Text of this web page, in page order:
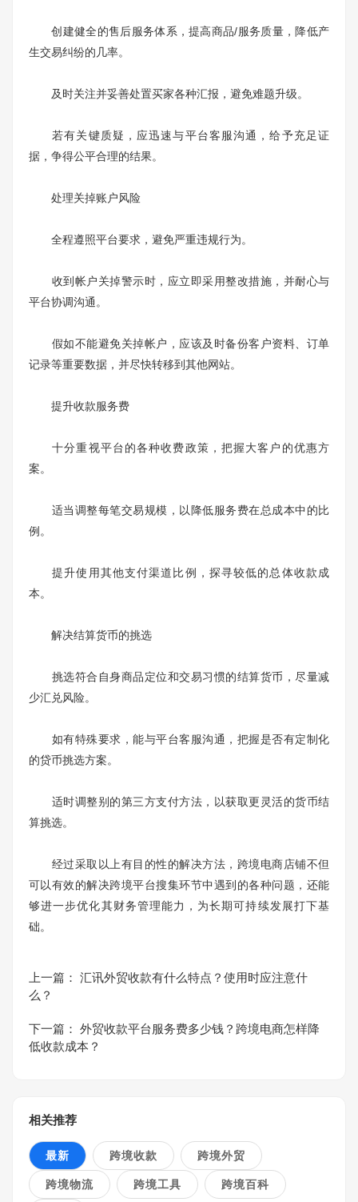
创建健全的售后服务体系，提高商品/服务质量，降低产
生交易纠纷的几率。
及时关注并妥善处置买家各种汇报，避免难题升级。
若有关键质疑，应迅速与平台客服沟通，给予充足证
据，争得公平合理的结果。
处理关掉账户风险
全程遵照平台要求，避免严重违规行为。
收到帐户关掉警示时，应立即采用整改措施，并耐心与
平台协调沟通。
假如不能避免关掉帐户，应该及时备份客户资料、订单
记录等重要数据，并尽快转移到其他网站。
提升收款服务费
十分重视平台的各种收费政策，把握大客户的优惠方
案。
适当调整每笔交易规模，以降低服务费在总成本中的比
例。
提升使用其他支付渠道比例，探寻较低的总体收款成
本。
解决结算货币的挑选
挑选符合自身商品定位和交易习惯的结算货币，尽量减
少汇兑风险。
如有特殊要求，能与平台客服沟通，把握是否有定制化
的贷币挑选方案。
适时调整别的第三方支付方法，以获取更灵活的货币结
算挑选。
经过采取以上有目的性的解决方法，跨境电商店铺不但
可以有效的解决跨境平台搜集环节中遇到的各种问题，还能
够进一步优化其财务管理能力，为长期可持续发展打下基
础。
上一篇： 汇讯外贸收款有什么特点？使用时应注意什
么？
下一篇： 外贸收款平台服务费多少钱？跨境电商怎样降
低收款成本？
相关推荐
最新 跨境收款 跨境外贸
跨境物流 跨境工具 跨境百科